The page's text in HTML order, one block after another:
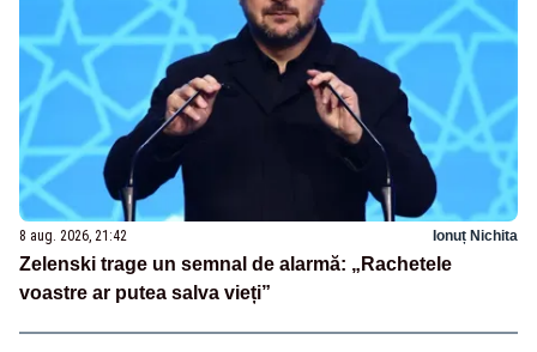
8 aug. 2026, 21:42 Ionuț Nichita
Zelenski trage un semnal de alarmă: „Rachetele
voastre ar putea salva vieți”